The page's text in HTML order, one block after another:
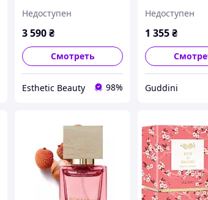
мл (26579Qu)
Недоступен
3 590₴
Смотреть
Esthetic Beauty 98%
Недоступен
1 355₴
Guddini